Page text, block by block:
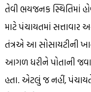
તેવી ભયજનક સ્થિતિમાં
માટે પંચાયતમાં સત્તાવાર
તંત્રએ આ સોસાયટીની
આગળ ધરીને પોતાની
હતા. એટલું જ નહીં, પંચાયતે